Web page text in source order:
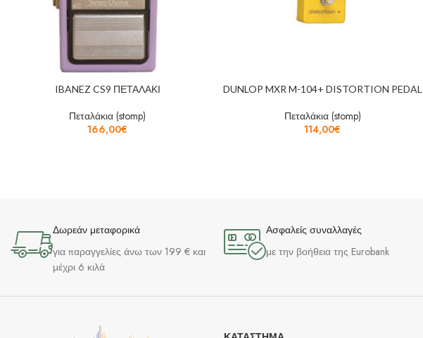
IBANEZ CS9 ΠΕΤΑΛΑΚΙ
Πεταλάκια (stomp)
166,00€
DUNLOP MXR M-104+ DISTORTION PEDAL
Πεταλάκια (stomp)
114,00€
Δωρεάν μεταφορικά
για παραγγελίες άνω των 199 € και
μέχρι 6 κιλά
Ασφαλείς συναλλαγές
με την βοήθεια της Eurobank